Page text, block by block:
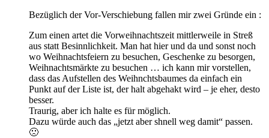
Bezüglich der Vor-Verschiebung fallen mir zwei Gründe ein :
Zum einen artet die Vorweihnachtszeit mittlerweile in Streß
aus statt Besinnlichkeit. Man hat hier und da und sonst noch
wo Weihnachtsfeiern zu besuchen, Geschenke zu besorgen,
Weihnachtsmärkte zu besuchen … ich kann mir vorstellen,
dass das Aufstellen des Weihnchtsbaumes da einfach ein
Punkt auf der Liste ist, der halt abgehakt wird – je eher, desto
besser.
Traurig, aber ich halte es für möglich.
Dazu würde auch das „jetzt aber shnell weg damit“ passen.
🙁